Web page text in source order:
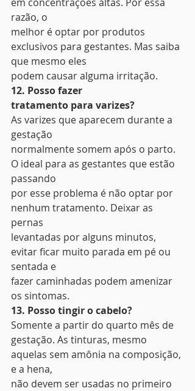
razão, o
melhor é optar por produtos
exclusivos para gestantes. Mas saiba
que mesmo eles
podem causar alguma irritação.
12. Posso fazer
tratamento para varizes?
As varizes que aparecem durante a
gestação
normalmente somem após o parto.
O ideal para as gestantes que estão
passando
por esse problema é não optar por
nenhum tratamento. Deixar as
pernas
levantadas por alguns minutos,
evitar ficar muito parada em pé ou
sentada e
fazer caminhadas podem amenizar
os sintomas.
13. Posso tingir o cabelo?
Somente a partir do quarto mês de
gestação. As tinturas, mesmo
aquelas sem amônia na composição,
e a hena,
não devem ser usadas no primeiro